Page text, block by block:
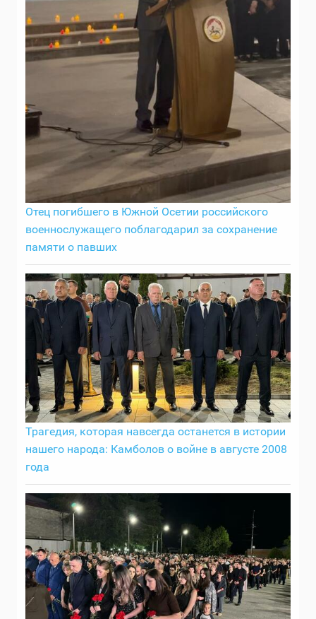
Отец погибшего в Южной Осетии российского
военнослужащего поблагодарил за сохранение
памяти о павших
Трагедия, которая навсегда останется в истории
нашего народа: Камболов о войне в августе 2008
года